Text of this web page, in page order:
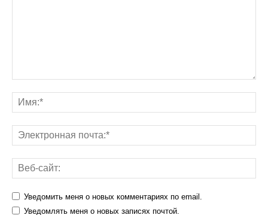
Уведомить меня о новых комментариях по email.
Уведомлять меня о новых записях почтой.